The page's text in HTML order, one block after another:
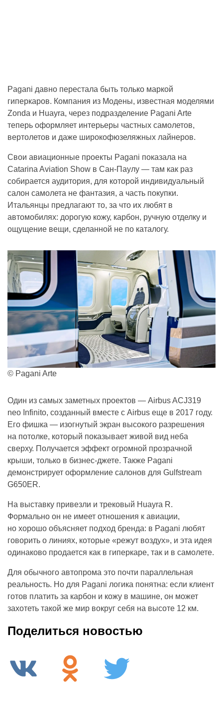
Pagani давно перестала быть только маркой
гиперкаров. Компания из Модены, известная моделями
Zonda и Huayra, через подразделение Pagani Arte
теперь оформляет интерьеры частных самолетов,
вертолетов и даже широкофюзеляжных лайнеров.
Свои авиационные проекты Pagani показала на
Catarina Aviation Show в Сан-Паулу — там как раз
собирается аудитория, для которой индивидуальный
салон самолета не фантазия, а часть покупки.
Итальянцы предлагают то, за что их любят в
автомобилях: дорогую кожу, карбон, ручную отделку и
ощущение вещи, сделанной не по каталогу.
© Pagani Arte
Один из самых заметных проектов — Airbus ACJ319
neo Infinito, созданный вместе с Airbus еще в 2017 году.
Его фишка — изогнутый экран высокого разрешения
на потолке, который показывает живой вид неба
сверху. Получается эффект огромной прозрачной
крыши, только в бизнес-джете. Также Pagani
демонстрирует оформление салонов для Gulfstream
G650ER.
На выставку привезли и трековый Huayra R.
Формально он не имеет отношения к авиации,
но хорошо объясняет подход бренда: в Pagani любят
говорить о линиях, которые «режут воздух», и эта идея
одинаково продается как в гиперкаре, так и в самолете.
Для обычного автопрома это почти параллельная
реальность. Но для Pagani логика понятна: если клиент
готов платить за карбон и кожу в машине, он может
захотеть такой же мир вокруг себя на высоте 12 км.
Поделиться новостью